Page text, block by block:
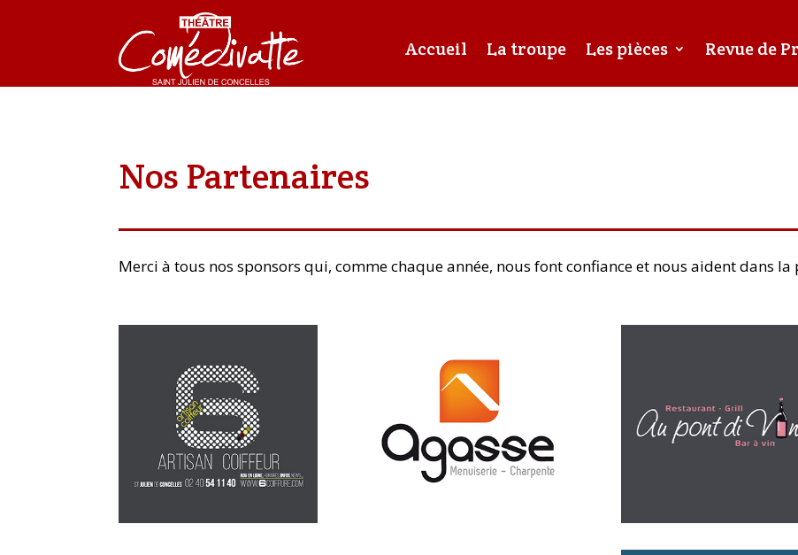
Accueil La troupe Les pièces Revue de
Nos Partenaires
Merci à tous nos sponsors qui, comme chaque année, nous font confiance et nous aident dans